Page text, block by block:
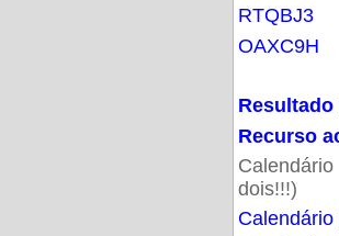
RTQBJ3
OAXC9H
Recurso
dois!!!)